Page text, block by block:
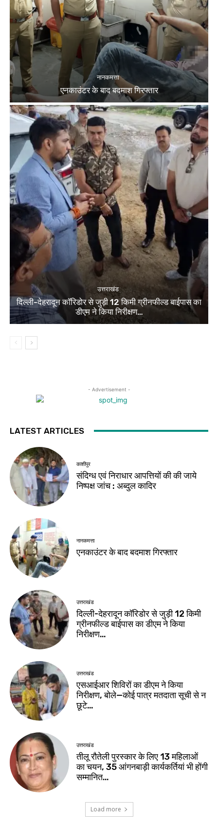
नानकमत्ता
एनकाउंटर के बाद बदमाश गिरफ्तार
उत्तराखंड
दिल्ली-देहरादून कॉरिडोर से जुड़ी 12 किमी ग्रीनफील्ड बाईपास का
डीएम ने किया निरीक्षण…
- Advertisement -
LATEST ARTICLES
काशीपुर
संदिग्ध एवं निराधार आपत्तियों की की जाये
निष्पक्ष जांच : अब्दुल कादिर
नानकमत्ता
एनकाउंटर के बाद बदमाश गिरफ्तार
उत्तराखंड
दिल्ली-देहरादून कॉरिडोर से जुड़ी 12 किमी
ग्रीनफील्ड बाईपास का डीएम ने किया
निरीक्षण…
उत्तराखंड
एसआईआर शिविरों का डीएम ने किया
निरीक्षण, बोले—कोई पात्र मतदाता सूची से न
छूटे…
उत्तराखंड
तीलू रौतेली पुरस्कार के लिए 13 महिलाओं
का चयन, 35 आंगनबाड़ी कार्यकर्तियां भी होंगी
सम्मानित…
Load more